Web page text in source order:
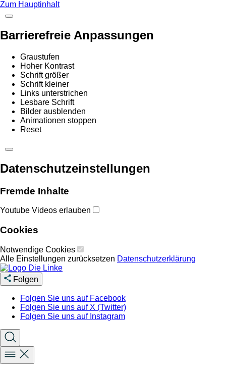
Zum Hauptinhalt
Barrierefreie Anpassungen
Graustufen
Hoher Kontrast
Schrift größer
Schrift kleiner
Links unterstrichen
Lesbare Schrift
Bilder ausblenden
Animationen stoppen
Reset
Datenschutzeinstellungen
Fremde Inhalte
Youtube Videos erlauben
Cookies
Notwendige Cookies
Alle Einstellungen zurücksetzen Datenschutzerklärung
Folgen
Folgen Sie uns auf Facebook
Folgen Sie uns auf X (Twitter)
Folgen Sie uns auf Instagram